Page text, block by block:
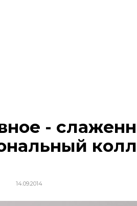
-
14.09.2014